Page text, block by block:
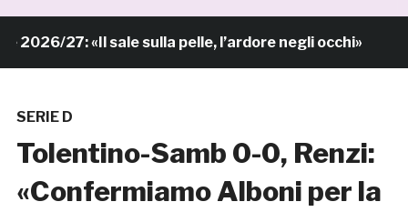
27: «Il sale sulla pelle, l’ardore negli occhi»
SERIE D
Tolentino-Samb 0-0, Renzi:
«Confermiamo Alboni per la